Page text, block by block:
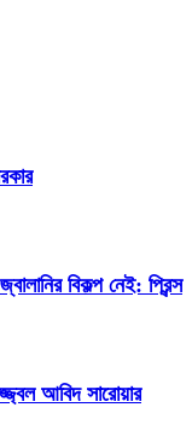
বিকল্প নেই: প্রিন্স
আবিদ সারোয়ার